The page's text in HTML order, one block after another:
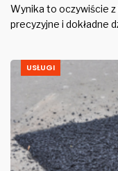
Wynika to oczywiście
precyzyjne i dokładne
USŁUGI